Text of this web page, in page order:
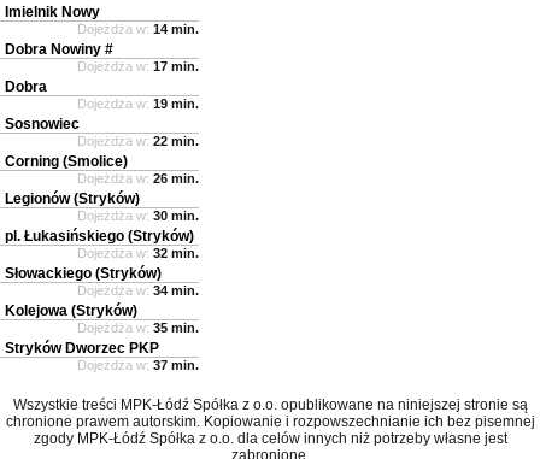
Imielnik Nowy
Dojeżdża w: 14 min.
Dobra Nowiny #
Dojeżdża w: 17 min.
Dobra
Dojeżdża w: 19 min.
Sosnowiec
Dojeżdża w: 22 min.
Corning (Smolice)
Dojeżdża w: 26 min.
Legionów (Stryków)
Dojeżdża w: 30 min.
pl. Łukasińskiego (Stryków)
Dojeżdża w: 32 min.
Słowackiego (Stryków)
Dojeżdża w: 34 min.
Kolejowa (Stryków)
Dojeżdża w: 35 min.
Stryków Dworzec PKP
Dojeżdża w: 37 min.
Wszystkie treści MPK-Łódź Spółka z o.o. opublikowane na niniejszej stronie są
chronione prawem autorskim. Kopiowanie i rozpowszechnianie ich bez pisemnej
zgody MPK-Łódź Spółka z o.o. dla celów innych niż potrzeby własne jest
zabronione.